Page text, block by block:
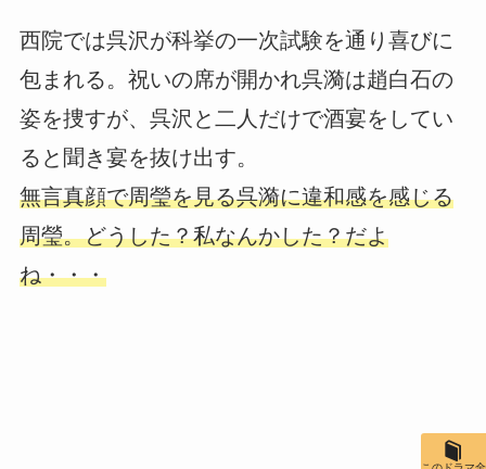
西院では呉沢が科挙の一次試験を通り喜びに
包まれる。祝いの席が開かれ呉漪は趙白石の
姿を捜すが、呉沢と二人だけで酒宴をしてい
ると聞き宴を抜け出す。
無言真顔で周瑩を見る呉漪に違和感を感じる
周瑩。どうした？私なんかした？だよ
ね・・・